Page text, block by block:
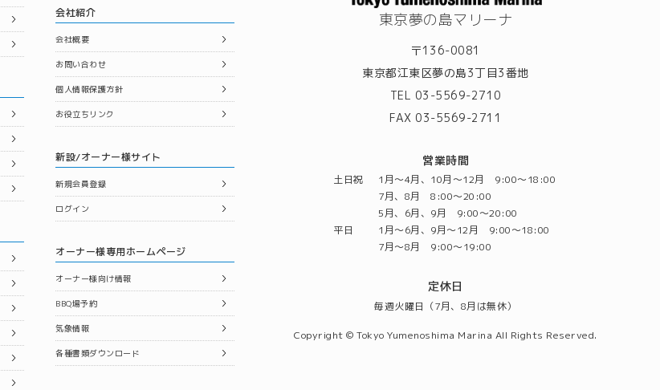
会社紹介
会社概要
お問い合わせ
個人情報保護方針
お役立ちリンク
新設/オーナー様サイト
新規会員登録
ログイン
オーナー様専用ホームページ
オーナー様向け情報
BBQ場予約
気象情報
各種書類ダウンロード
東京夢の島マリーナ
〒136-0081
東京都江東区夢の島3丁目3番地
TEL 03-5569-2710
FAX 03-5569-2711
営業時間
土日祝
1月～4月、10月～12月 9:00～18:00
7月、8月 8:00～20:00
5月、6月、9月 9:00～20:00
平日
1月～6月、9月～12月 9:00～18:00
7月～8月 9:00～19:00
定休日
毎週火曜日（7月、8月は無休）
Copyright © Tokyo Yumenoshima Marina All Rights Reserved.